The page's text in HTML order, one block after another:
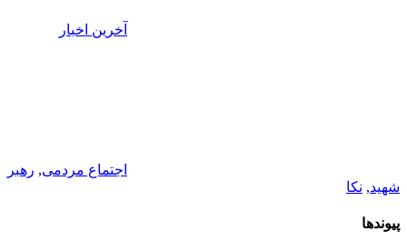
آخرین اخبار
اجتماع مردمی, رهبر
شهید, نکا
پیوندها